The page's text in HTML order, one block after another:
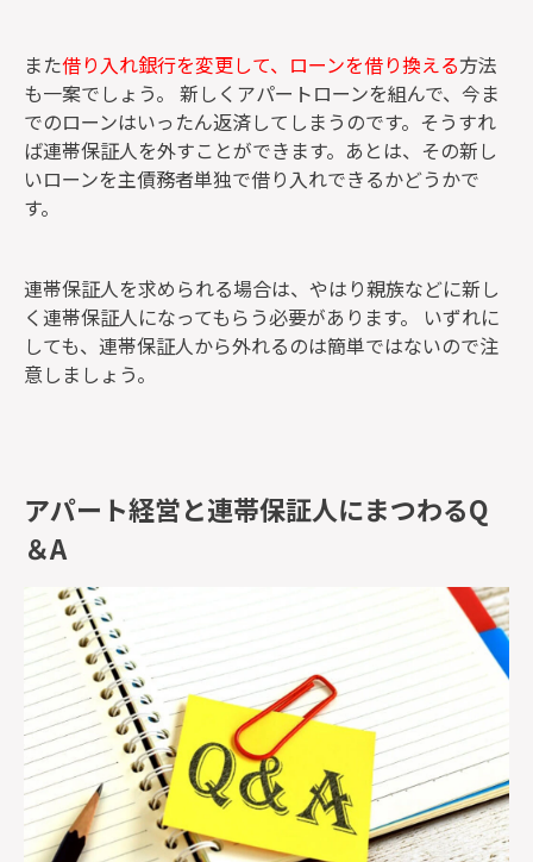
また借り入れ銀行を変更して、ローンを借り換える方法
も一案でしょう。 新しくアパートローンを組んで、今ま
でのローンはいったん返済してしまうのです。そうすれ
ば連帯保証人を外すことができます。あとは、その新し
いローンを主債務者単独で借り入れできるかどうかで
す。
連帯保証人を求められる場合は、やはり親族などに新し
く連帯保証人になってもらう必要があります。 いずれに
しても、連帯保証人から外れるのは簡単ではないので注
意しましょう。
アパート経営と連帯保証人にまつわるQ
＆A